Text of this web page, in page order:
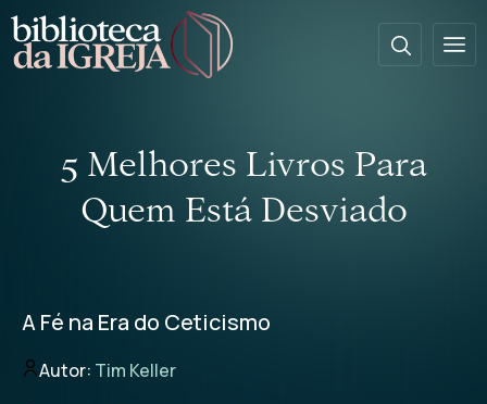
5 Melhores Livros Para
Quem Está Desviado
A Fé na Era do Ceticismo
Autor: Tim Keller